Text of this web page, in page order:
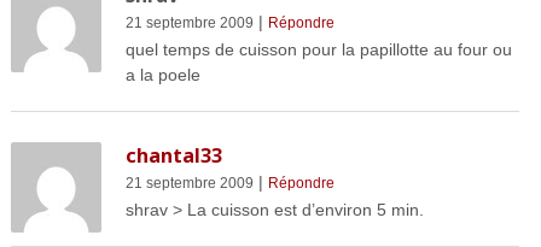
21 septembre 2009 | Répondre
quel temps de cuisson pour la papillotte au four ou
a la poele
chantal33
21 septembre 2009 | Répondre
shrav > La cuisson est d’environ 5 min.